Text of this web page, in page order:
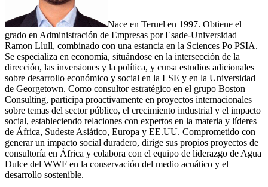
Nace en Teruel en 1997. Obtiene el
grado en Administración de Empresas por Esade-Universidad
Ramon Llull, combinado con una estancia en la Sciences Po PSIA.
Se especializa en economía, situándose en la intersección de la
dirección, las inversiones y la política, y cursa estudios adicionales
sobre desarrollo económico y social en la LSE y en la Universidad
de Georgetown. Como consultor estratégico en el grupo Boston
Consulting, participa proactivamente en proyectos internacionales
sobre temas del sector público, el crecimiento industrial y el impacto
social, estableciendo relaciones con expertos en la materia y líderes
de África, Sudeste Asiático, Europa y EE.UU. Comprometido con
generar un impacto social duradero, dirige sus propios proyectos de
consultoría en África y colabora con el equipo de liderazgo de Agua
Dulce del WWF en la conservación del medio acuático y el
desarrollo sostenible.